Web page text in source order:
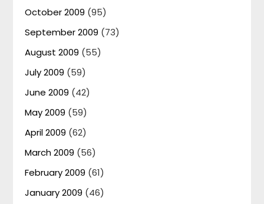
October 2009 (95)
September 2009 (73)
August 2009 (55)
July 2009 (59)
June 2009 (42)
May 2009 (59)
April 2009 (62)
March 2009 (56)
February 2009 (61)
January 2009 (46)